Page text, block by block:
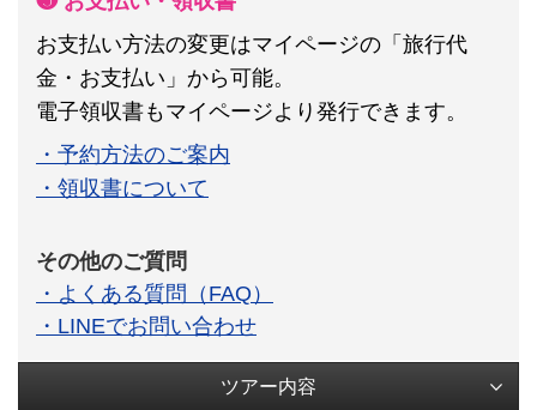
お支払い方法の変更はマイページの「旅行代
金・お支払い」から可能。
電子領収書もマイページより発行できます。
・予約方法のご案内
・領収書について
その他のご質問
・よくある質問（FAQ）
・LINEでお問い合わせ
ツアー内容